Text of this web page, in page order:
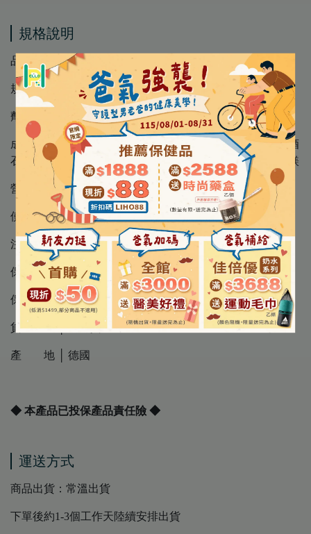
規格說明
品 名 │【Sanct Bernhard 聖伯納德】朝鮮薊膠囊
規 格 │ 150顆/罐
劑 型 │ 膠囊
成 分 │ 朝鮮薊提取物（56%）、填充劑麥芽糖糊精、酒
石酸氫膽鹼、明膠、填充劑微晶纖維素、抗結塊劑硬脂酸鎂
營養標示 │ 請詳見圖片標示
使用方法 │ 每天飯後服用 2 粒膠囊，含足夠水分
注意事項 │ 請詳見圖片標示
保存方法 │ 請詳見圖片標示
保存期限 │ 30個月
貨 源 │ 公司貨
產 地 │ 德國
◆ 本產品已投保產品責任險 ◆
運送方式
商品出貨：常溫出貨
下單後約1-3個工作天陸續安排出貨